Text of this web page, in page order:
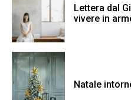
Lettera dal
vivere in
Natale